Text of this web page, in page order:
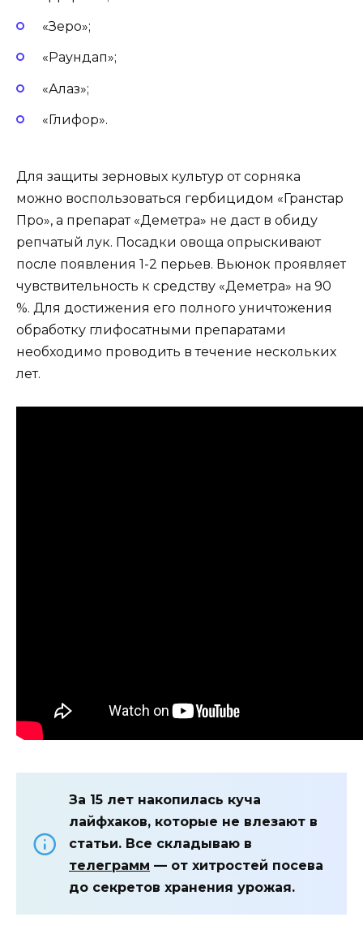
«Зеро»;
«Раундап»;
«Алаз»;
«Глифор».
Для защиты зерновых культур от сорняка
можно воспользоваться гербицидом «Гранстар
Про», а препарат «Деметра» не даст в обиду
репчатый лук. Посадки овоща опрыскивают
после появления 1-2 перьев. Вьюнок проявляет
чувствительность к средству «Деметра» на 90
%. Для достижения его полного уничтожения
обработку глифосатными препаратами
необходимо проводить в течение нескольких
лет.
За 15 лет накопилась куча
лайфхаков, которые не влезают в
статьи. Все складываю в
телеграмм — от хитростей посева
до секретов хранения урожая.